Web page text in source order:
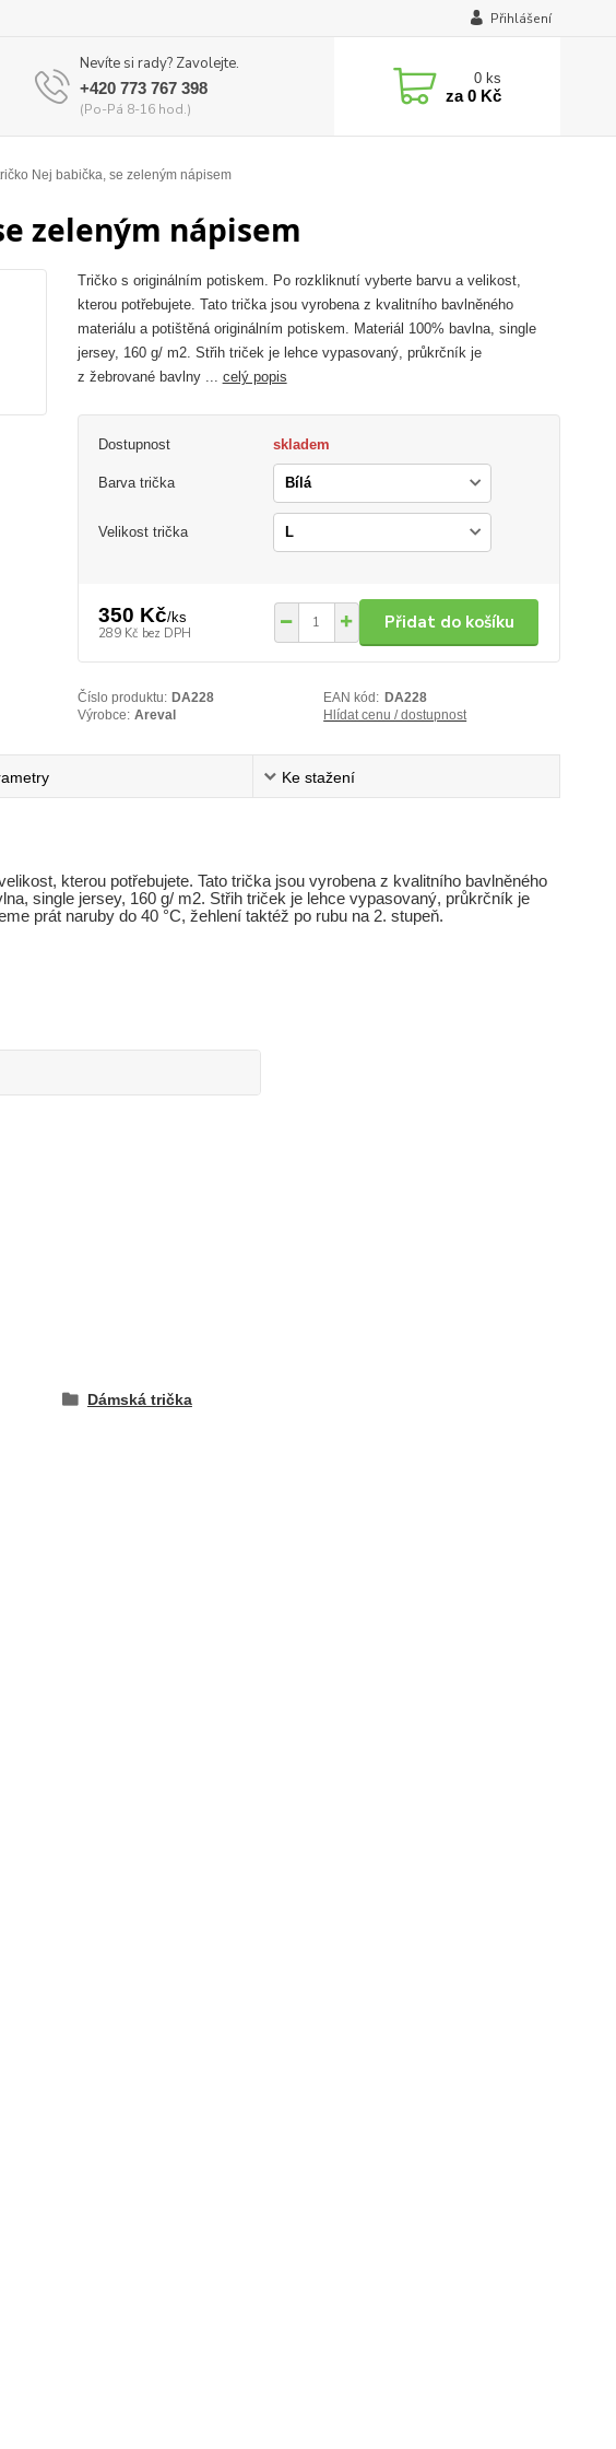
Přihlášení
Nevíte si rady? Zavolejte.
+420 773 767 398
(Po-Pá 8-16 hod.)
0 ks
za0 Kč
Nej babička, se zeleným nápisem
zeleným nápisem
Tričko s originálním potiskem. Po rozkliknutí vyberte barvu a velikost,
kterou potřebujete. Tato trička jsou vyrobena z kvalitního bavlněného
materiálu a potištěná originálním potiskem. Materiál 100% bavlna, single
jersey, 160 g/ m2. Střih triček je lehce vypasovaný, průkrčník je
z žebrované bavlny ... celý popis
Dostupnost skladem
Barva trička
Velikost trička
350 Kč/ks
289 Kč bez DPH
Přidat do košíku
Číslo produktu: DA228 EAN kód: DA228
Výrobce: Areval Hlídat cenu / dostupnost
Ke stažení
kterou potřebujete. Tato trička jsou vyrobena z kvalitního bavlněného
single jersey, 160 g/ m2. Střih triček je lehce vypasovaný, průkrčník je
prát naruby do 40 °C, žehlení taktéž po rubu na 2. stupeň.
Dámská trička